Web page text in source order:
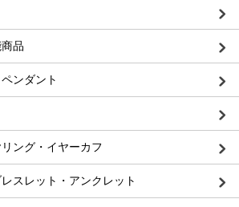
品
ンダント
ング・イヤーカフ
スレット・アンクレット